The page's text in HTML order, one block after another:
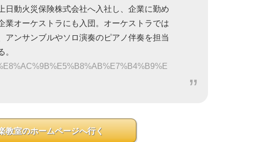
日動火災保険株式会社へ入社し、企業に勤め
業オーケストラにも入団。オーケストラでは
アンサンブルやソロ演奏のピアノ伴奏を担当
。
教室のホームページへ行く